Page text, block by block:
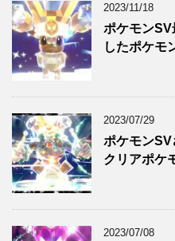
2023/11/18
ポケモンSV
したポケモ
2023/07/29
ポケモン
クリアポケ
2023/07/08